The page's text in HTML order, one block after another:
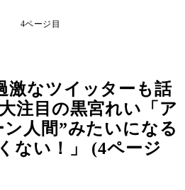
4ページ目
激なツイッターも話
注目の黒宮れい「ア
人間”みたいになる
ない！」 (4ページ